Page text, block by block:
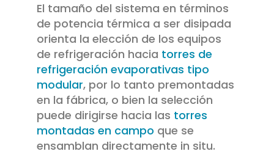
El tamaño del sistema en términos
de potencia térmica a ser disipada
orienta la elección de los equipos
de refrigeración hacia torres de
refrigeración evaporativas tipo
modular, por lo tanto premontadas
en la fábrica, o bien la selección
puede dirigirse hacia las torres
montadas en campo que se
ensamblan directamente in situ.